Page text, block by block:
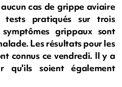
cas de grippe aviaire
tests pratiqués sur trois
grippaux sont
Les résultats pour les
connus ce vendredi. Il y a
qu'ils soient également